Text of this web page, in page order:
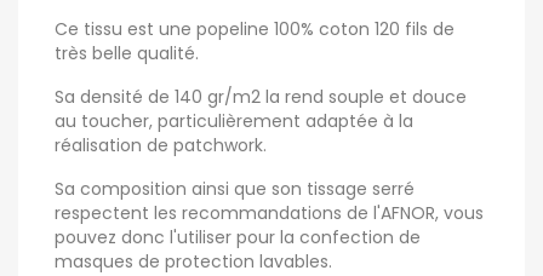
Ce tissu est une popeline 100% coton 120 fils de
très belle qualité.
Sa densité de 140 gr/m2 la rend souple et douce
au toucher, particulièrement adaptée à la
réalisation de patchwork.
Sa composition ainsi que son tissage serré
respectent les recommandations de l'AFNOR, vous
pouvez donc l'utiliser pour la confection de
masques de protection lavables.